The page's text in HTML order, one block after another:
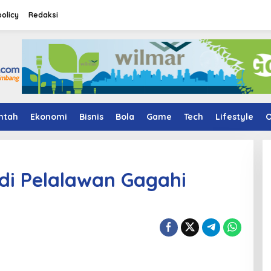
Redaksi
Ekonomi Bisnis Bola Game Tech Lifestyle
Pelalawan Gagahi